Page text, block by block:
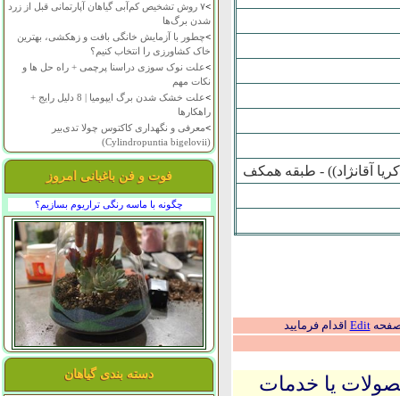
>
۷ روش تشخیص کم‌آبی گیاهان آپارتمانی قبل از زرد
شدن برگ‌ها
>چطور با آزمایش خانگی بافت و زهکشی، بهترین
خاک کشاورزی را انتخاب کنیم؟
>علت نوک سوزی دراسنا پرچمی + راه حل ها و
نکات مهم
>
علت خشک شدن برگ ایپومیا | 8 دلیل رایج +
راهکارها
>معرفی و نگهداری کاکتوس چولا تدی‌بیر
(Cylindropuntia bigelovii)
فوت و فن باغبانی امروز
چگونه با ماسه رنگی تراریوم بسازیم؟
دسته بندی گیاهان
آقانژاد)) - طبقه همکف
صفحهEdit اقدام فرمایید
یا خدمات